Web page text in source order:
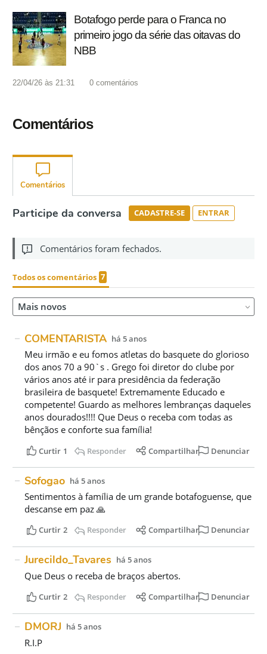
Botafogo perde para o Franca no
primeiro jogo da série das oitavas do
NBB
22/04/26 às 21:31 0 comentários
Comentários